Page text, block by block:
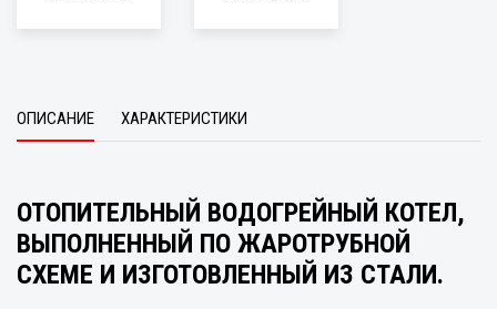
ОПИСАНИЕ ХАРАКТЕРИСТИКИ
ОТОПИТЕЛЬНЫЙ ВОДОГРЕЙНЫЙ КОТЕЛ,
ВЫПОЛНЕННЫЙ ПО ЖАРОТРУБНОЙ
СХЕМЕ И ИЗГОТОВЛЕННЫЙ ИЗ СТАЛИ.